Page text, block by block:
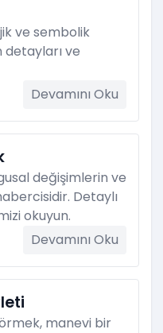
ve sembolik
detayları ve
Devamını Oku
değişimlerin ve
Detaylı
okuyun.
Devamını Oku
manevi bir